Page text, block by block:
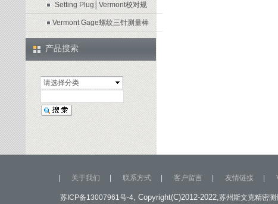
产品搜索
请选择分类
Setting Plug│Vermont校对规
Vermont Gage螺纹三针测量棒
苏ICP备13007961号-4, Copyright(C)2012-2022,苏州斯文克精密测
关于我们 联系方式 客户留言 友情链接